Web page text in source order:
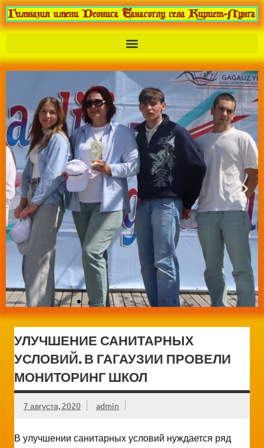
УЛУЧШЕНИЕ САНИТАРНЫХ
УСЛОВИЙ. В ГАГАУЗИИ ПРОВЕЛИ
МОНИТОРИНГ ШКОЛ
7 августа, 2020 admin
В улучшении санитарных условий нуждается ряд